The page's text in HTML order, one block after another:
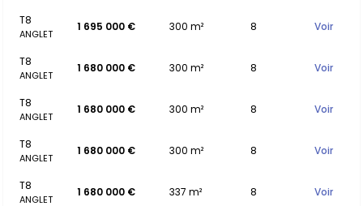
T8
ANGLET
1 695 000 € 300 m² 8 Voir
T8
ANGLET
1 680 000 € 300 m² 8 Voir
T8
ANGLET
1 680 000 € 300 m² 8 Voir
T8
ANGLET
1 680 000 € 300 m² 8 Voir
T8
ANGLET
1 680 000 € 337 m² 8 Voir